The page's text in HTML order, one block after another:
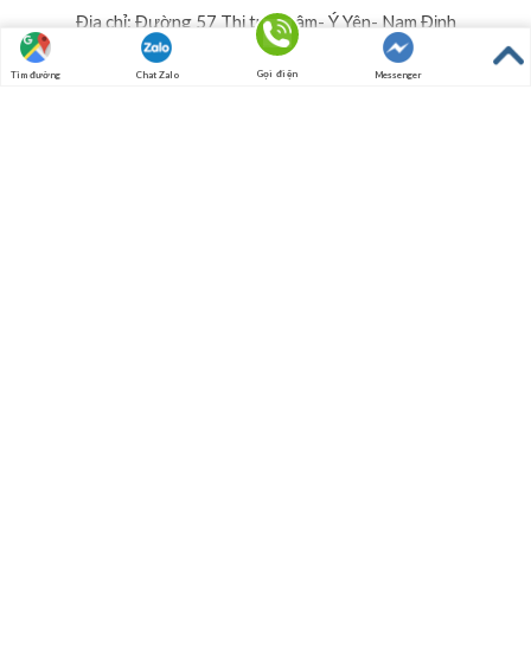
Địa chỉ: Đường 57 Thị trấn Lâm- Ý Yên- Nam Định
Hotline: 097.8496.676
Tìm đường Chat Zalo Gọi điện Messenger